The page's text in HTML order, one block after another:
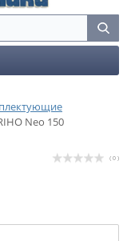
Neo 150
( 0 )